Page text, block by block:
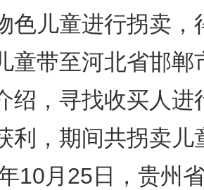
色儿童进行拐卖，
童带至河北省邯郸
绍，寻找收买人进
利，期间共拐卖儿
10月25日，贵州